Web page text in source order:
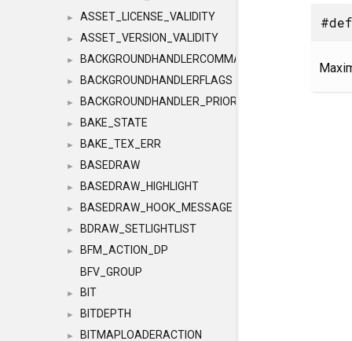
► ASSET_LICENSE_VALIDITY
► ASSET_VERSION_VALIDITY
► BACKGROUNDHANDLERCOMMAND
► BACKGROUNDHANDLERFLAGS
► BACKGROUNDHANDLER_PRIORITY
► BAKE_STATE
► BAKE_TEX_ERR
► BASEDRAW
► BASEDRAW_HIGHLIGHT
► BASEDRAW_HOOK_MESSAGE
► BDRAW_SETLIGHTLIST
►
BFM_ACTION_DP
BFV_GROUP
► BIT
► BITDEPTH
►
BITMAPLOADERACTION